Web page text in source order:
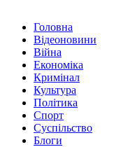
Головна
Відеоновини
Війна
Економіка
Кримінал
Культура
Політика
Спорт
Суспільство
Блоги